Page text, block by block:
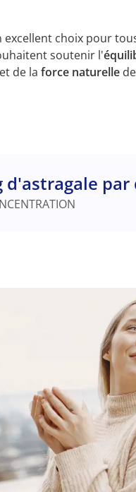
choix pour
soutenir l'
de laforce naturelle
d'astragale